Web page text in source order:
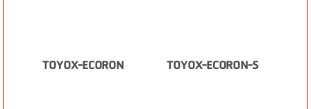
TOYOX-ECORON TOYOX-ECORON-S